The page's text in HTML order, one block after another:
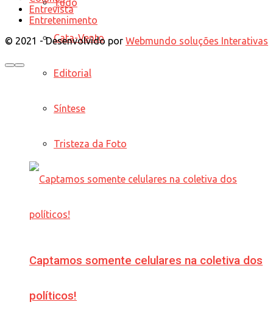
Tudo
Cata-Vento
Editorial
Síntese
Tristeza da Foto
Captamos somente celulares na coletiva dos
políticos!
Entrevista
Entretenimento
© 2021 - Desenvolvido por Webmundo soluções Interativas